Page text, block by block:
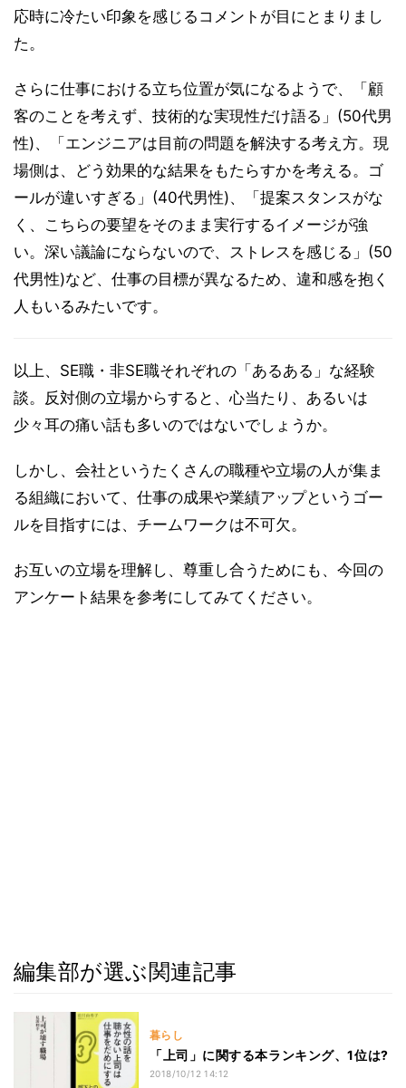
応時に冷たい印象を感じるコメントが目にとまりまし
た。
さらに仕事における立ち位置が気になるようで、「顧
客のことを考えず、技術的な実現性だけ語る」(50代男
性)、「エンジニアは目前の問題を解決する考え方。現
場側は、どう効果的な結果をもたらすかを考える。ゴ
ールが違いすぎる」(40代男性)、「提案スタンスがな
く、こちらの要望をそのまま実行するイメージが強
い。深い議論にならないので、ストレスを感じる」(50
代男性)など、仕事の目標が異なるため、違和感を抱く
人もいるみたいです。
以上、SE職・非SE職それぞれの「あるある」な経験
談。反対側の立場からすると、心当たり、あるいは
少々耳の痛い話も多いのではないでしょうか。
しかし、会社というたくさんの職種や立場の人が集ま
る組織において、仕事の成果や業績アップというゴー
ルを目指すには、チームワークは不可欠。
お互いの立場を理解し、尊重し合うためにも、今回の
アンケート結果を参考にしてみてください。
編集部が選ぶ関連記事
暮らし
「上司」に関する本ランキング、1位は?
2018/10/12 14:12